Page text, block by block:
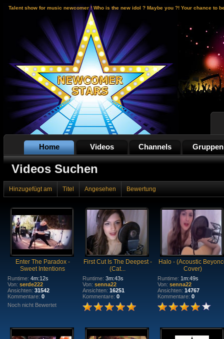
Talent show for music newcomer ! Who is the new idol ? Maybe you ?! Your chance to
Home Videos Channels Gruppen
Videos Suchen
Hinzugefügt am Titel Angesehen Bewertung
Enter The Paradox -
Sweet Intentions
Runtime: 4m:12s
Von: serde222
Ansichten: 31542
Kommentare: 0
Noch nicht Bewertet
First Cut Is The Deepest -
(Cat...
Runtime: 3m:43s
Von: senna22
Ansichten: 16251
Kommentare: 0
Halo - (Acoustic
Cover)
Runtime: 1m:49s
Von: senna22
Ansichten: 14767
Kommentare: 0